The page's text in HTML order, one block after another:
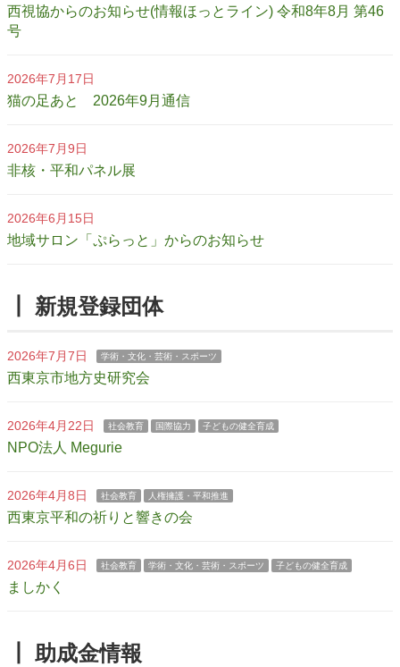
西視協からのお知らせ(情報ほっとライン) 令和8年8月 第46
号
2026年7月17日
猫の足あと 2026年9月通信
2026年7月9日
非核・平和パネル展
2026年6月15日
地域サロン「ぷらっと」からのお知らせ
┃ 新規登録団体
2026年7月7日 学術・文化・芸術・スポーツ
西東京市地方史研究会
2026年4月22日 社会教育 国際協力 子どもの健全育成
NPO法人 Megurie
2026年4月8日 社会教育 人権擁護・平和推進
西東京平和の祈りと響きの会
2026年4月6日 社会教育 学術・文化・芸術・スポーツ 子どもの健全育成
ましかく
┃ 助成金情報